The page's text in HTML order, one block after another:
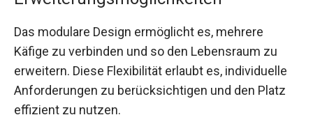
Das modulare Design ermöglicht es, mehrere
Käfige zu verbinden und so den Lebensraum zu
erweitern. Diese Flexibilität erlaubt es, individuelle
Anforderungen zu berücksichtigen und den Platz
effizient zu nutzen.